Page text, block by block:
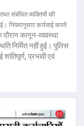
संबंधित व्यक्तियों की
नियमानुसार कार्रवाई करते
दौरान कानून-व्यवस्था
निर्मित नहीं हुई। पुलिस
प्रभावी एवं